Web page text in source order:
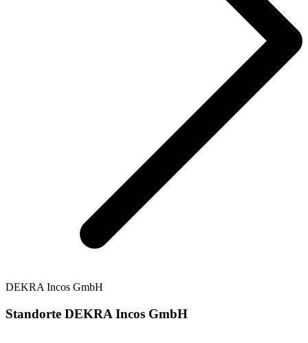
DEKRA Incos GmbH
Standorte DEKRA Incos GmbH